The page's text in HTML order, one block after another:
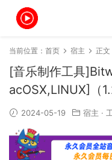
当前位置： 首页 宿主 正文
[音乐制作工具
acOSX,LINUX]（
2024-05-19 宿主 ·